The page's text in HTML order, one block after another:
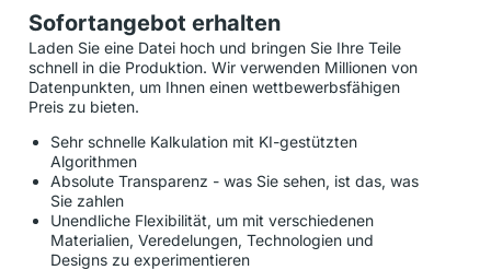
Sofortangebot erhalten
Laden Sie eine Datei hoch und bringen Sie Ihre Teile
schnell in die Produktion. Wir verwenden Millionen von
Datenpunkten, um Ihnen einen wettbewerbsfähigen
Preis zu bieten.
Sehr schnelle Kalkulation mit KI-gestützten
Algorithmen
Absolute Transparenz - was Sie sehen, ist das, was
Sie zahlen
Unendliche Flexibilität, um mit verschiedenen
Materialien, Veredelungen, Technologien und
Designs zu experimentieren